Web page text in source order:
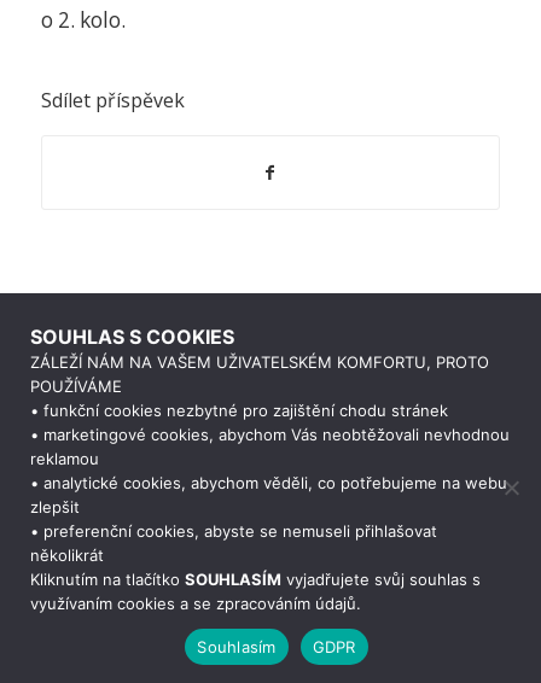
o 2. kolo.
Sdílet příspěvek
SOUHLAS S COOKIES
ZÁLEŽÍ NÁM NA VAŠEM UŽIVATELSKÉM KOMFORTU, PROTO
POUŽÍVÁME
• funkční cookies nezbytné pro zajištění chodu stránek
• marketingové cookies, abychom Vás neobtěžovali nevhodnou
reklamou
• analytické cookies, abychom věděli, co potřebujeme na webu
zlepšit
• preferenční cookies, abyste se nemuseli přihlašovat
několikrát
Kliknutím na tlačítko SOUHLASÍM vyjadřujete svůj souhlas s
využívaním cookies a se zpracováním údajů.
Souhlasím GDPR